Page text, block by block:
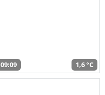
09:09 1,6 °C